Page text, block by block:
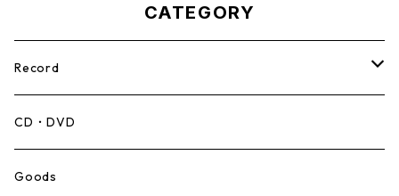
CATEGORY
Record
Mento,Calypso,Ballad
Ska
CD・DVD
Goods